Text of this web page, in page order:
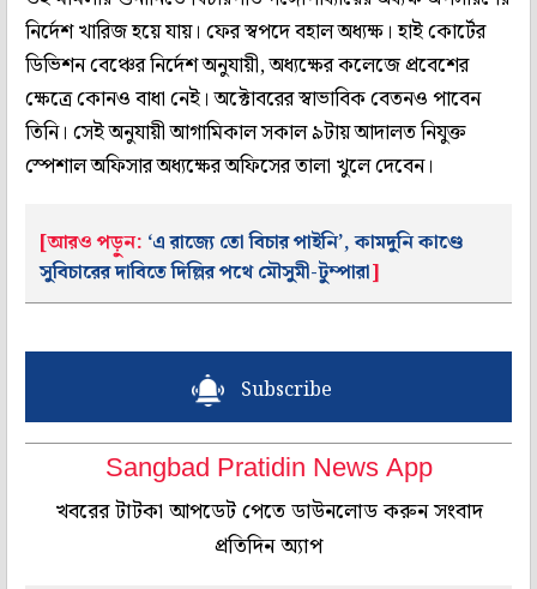
নির্দেশ খারিজ হয়ে যায়। ফের স্বপদে বহাল অধ্যক্ষ। হাই কোর্টের
ডিভিশন বেঞ্চের নির্দেশ অনুযায়ী, অধ্যক্ষের কলেজে প্রবেশের
ক্ষেত্রে কোনও বাধা নেই। অক্টোবরের স্বাভাবিক বেতনও পাবেন
তিনি। সেই অনুযায়ী আগামিকাল সকাল ৯টায় আদালত নিযুক্ত
স্পেশাল অফিসার অধ্যক্ষের অফিসের তালা খুলে দেবেন।
[আরও পড়ুন: ‘এ রাজ্যে তো বিচার পাইনি’, কামদুনি কাণ্ডে
সুবিচারের দাবিতে দিল্লির পথে মৌসুমী-টুম্পারা]
Subscribe
Sangbad Pratidin News App
খবরের টাটকা আপডেট পেতে ডাউনলোড করুন সংবাদ
প্রতিদিন অ্যাপ